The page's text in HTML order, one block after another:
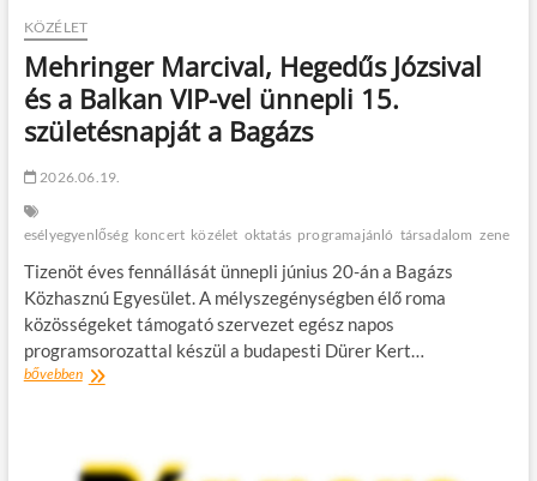
KÖZÉLET
Mehringer Marcival, Hegedűs Józsival
és a Balkan VIP-vel ünnepli 15.
születésnapját a Bagázs
2026.06.19.
esélyegyenlőség koncert közélet oktatás programajánló társadalom zene
Tizenöt éves fennállását ünnepli június 20-án a Bagázs
Közhasznú Egyesület. A mélyszegénységben élő roma
közösségeket támogató szervezet egész napos
programsorozattal készül a budapesti Dürer Kert…
bővebbenMehringer
és